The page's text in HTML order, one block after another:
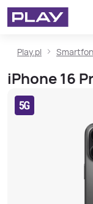
Play.pl
iPhone 16